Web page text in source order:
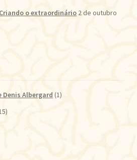
o extraordinário 2 de outubro
Denis Albergard (1)